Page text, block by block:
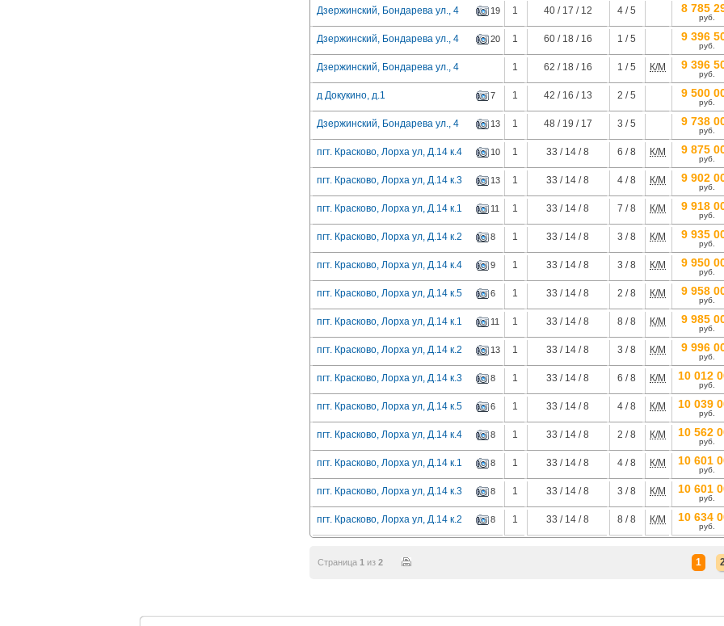
Дзержинский, Бондарева ул., 4 19 1 40 / 17 / 12 4 / 5 8 785
руб.
Дзержинский, Бондарева ул., 4 20 1 60 / 18 / 16 1 / 5 9 396
руб.
Дзержинский, Бондарева ул., 4 1 62 / 18 / 16 1 / 5 К/М 9 396
руб.
д Докукино, д.1 7 1 42 / 16 / 13 2 / 5 9 500
руб.
Дзержинский, Бондарева ул., 4 13 1 48 / 19 / 17 3 / 5 9 738
руб.
пгт. Красково, Лорха ул, Д.14 к.4 10 1 33 / 14 / 8 6 / 8 К/М 9 875
руб.
пгт. Красково, Лорха ул, Д.14 к.3 13 1 33 / 14 / 8 4 / 8 К/М 9 902
руб.
пгт. Красково, Лорха ул, Д.14 к.1 11 1 33 / 14 / 8 7 / 8 К/М 9 918
руб.
пгт. Красково, Лорха ул, Д.14 к.2 8 1 33 / 14 / 8 3 / 8 К/М 9 935
руб.
пгт. Красково, Лорха ул, Д.14 к.4 9 1 33 / 14 / 8 3 / 8 К/М 9 950
руб.
пгт. Красково, Лорха ул, Д.14 к.5 6 1 33 / 14 / 8 2 / 8 К/М 9 958
руб.
пгт. Красково, Лорха ул, Д.14 к.1 11 1 33 / 14 / 8 8 / 8 К/М 9 985
руб.
пгт. Красково, Лорха ул, Д.14 к.2 13 1 33 / 14 / 8 3 / 8 К/М 9 996
руб.
пгт. Красково, Лорха ул, Д.14 к.3 8 1 33 / 14 / 8 6 / 8 К/М 10 012
руб.
пгт. Красково, Лорха ул, Д.14 к.5 6 1 33 / 14 / 8 4 / 8 К/М 10 039
руб.
пгт. Красково, Лорха ул, Д.14 к.4 8 1 33 / 14 / 8 2 / 8 К/М 10 562
руб.
пгт. Красково, Лорха ул, Д.14 к.1 8 1 33 / 14 / 8 4 / 8 К/М 10 601
руб.
пгт. Красково, Лорха ул, Д.14 к.3 8 1 33 / 14 / 8 3 / 8 К/М 10 601
руб.
пгт. Красково, Лорха ул, Д.14 к.2 8 1 33 / 14 / 8 8 / 8 К/М 10 634
руб.
Страница 1 из 2 1